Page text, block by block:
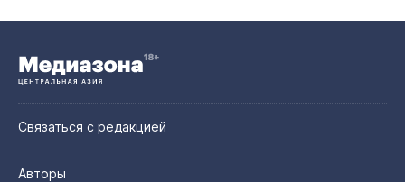
Связаться с редакцией
Авторы